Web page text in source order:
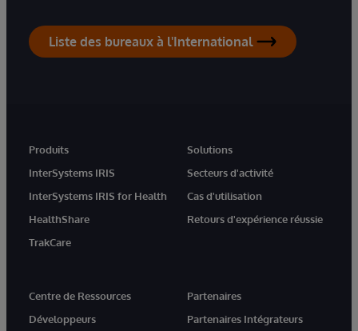
Liste des bureaux à l'International
Produits
InterSystems IRIS
InterSystems IRIS for Health
HealthShare
TrakCare
Solutions
Secteurs d'activité
Cas d'utilisation
Retours d'expérience réussie
Centre de Ressources
Développeurs
Partenaires
Partenaires Intégrateurs